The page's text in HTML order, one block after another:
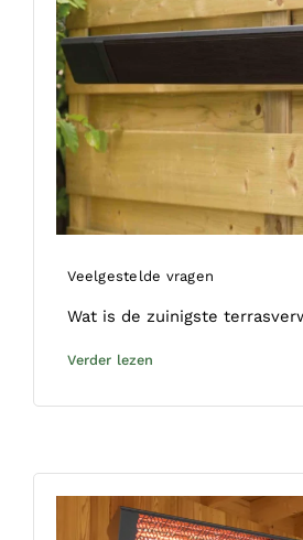
Veelgestelde vragen
Wat is de zuinigste
Verder lezen